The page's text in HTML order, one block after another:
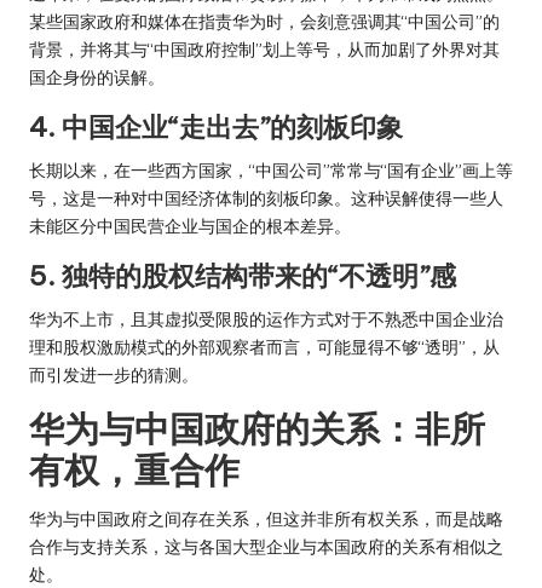
某些国家政府和媒体在指责华为时，会刻意强调其“中国公司”的
背景，并将其与“中国政府控制”划上等号，从而加剧了外界对其
国企身份的误解。
4. 中国企业“走出去”的刻板印象
长期以来，在一些西方国家，“中国公司”常常与“国有企业”画上等
号，这是一种对中国经济体制的刻板印象。这种误解使得一些人
未能区分中国民营企业与国企的根本差异。
5. 独特的股权结构带来的“不透明”感
华为不上市，且其虚拟受限股的运作方式对于不熟悉中国企业治
理和股权激励模式的外部观察者而言，可能显得不够“透明”，从
而引发进一步的猜测。
华为与中国政府的关系：非所
有权，重合作
华为与中国政府之间存在关系，但这并非所有权关系，而是战略
合作与支持关系，这与各国大型企业与本国政府的关系有相似之
处。